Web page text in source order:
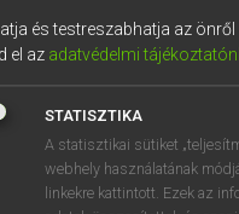
angol
Aberdonian mn /fn
és testreszabhatja az
el az adatvédelmi
STATISZTIKA
A statisztikai sütiket
webhely használatának
linkekre kattintott. Ezek az
EN HU DE CN FR ES IT
0 1 2 3
q w e
a s d